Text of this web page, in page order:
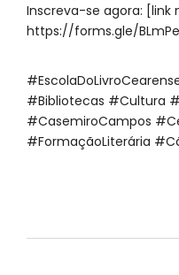
Inscreva-se agora: [link
https://forms.gle/
#Bibliotecas #Cultura
#CasemiroCampos
#FormaçãoLiterária